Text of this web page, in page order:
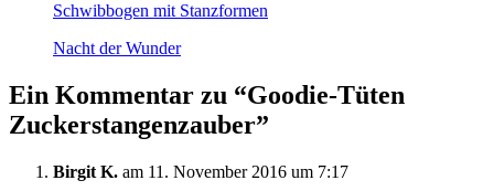
Schwibbogen mit Stanzformen
Nacht der Wunder
Ein Kommentar zu “Goodie-Tüten
Zuckerstangenzauber”
Birgit K. am 11. November 2016 um 7:17